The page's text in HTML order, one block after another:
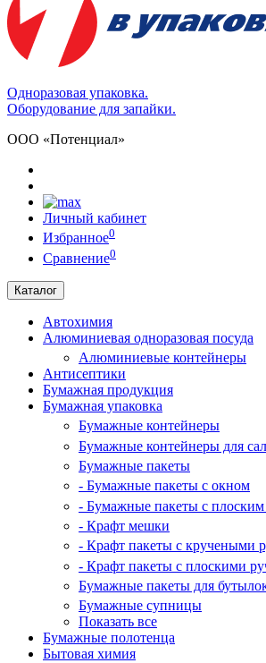
Одноразовая упаковка.
Оборудование для запайки.
ООО «Потенциал»
Личный кабинет
Избранное0
Сравнение0
Каталог
Автохимия
Алюминиевая одноразовая посуда
Алюминиевые контейнеры
Антисептики
Бумажная продукция
Бумажная упаковка
Бумажные контейнеры
Бумажные контейнеры для
Бумажные пакеты
- Бумажные пакеты с окном
- Бумажные пакеты с
- Крафт мешки
- Крафт пакеты с кручеными
- Крафт пакеты с плоскими
Бумажные пакеты для
Бумажные супницы
Показать все
Бумажные полотенца
Бытовая химия